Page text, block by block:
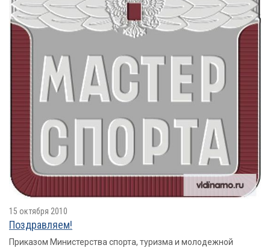
15 октября 2010
Поздравляем!
Приказом Министерства спорта, туризма и молодежной